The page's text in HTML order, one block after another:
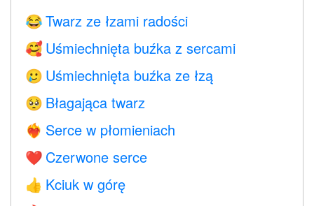
😂 Twarz ze łzami radości
🥰 Uśmiechnięta buźka z sercami
🥲 Uśmiechnięta buźka ze łzą
🥺 Błagająca twarz
❤️‍🔥 Serce w płomieniach
❤️ Czerwone serce
👍 Kciuk w górę